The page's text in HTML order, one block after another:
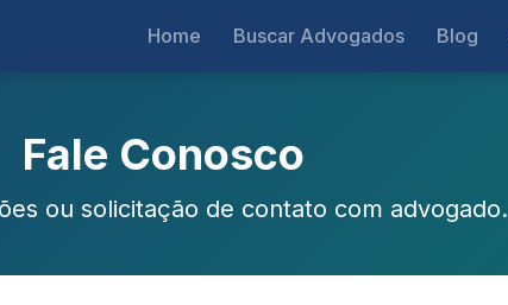
Home Buscar Advogados Blog
Fale Conosco
ou solicitação de contato com advogado.